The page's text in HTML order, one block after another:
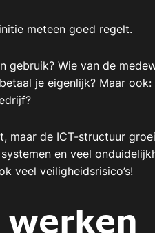
meteen goed regelt.
gebruik? Wie van de
je eigenlijk? Maar
maar de ICT-structuur
en veel
veel veiligheidsrisico’s!
werken